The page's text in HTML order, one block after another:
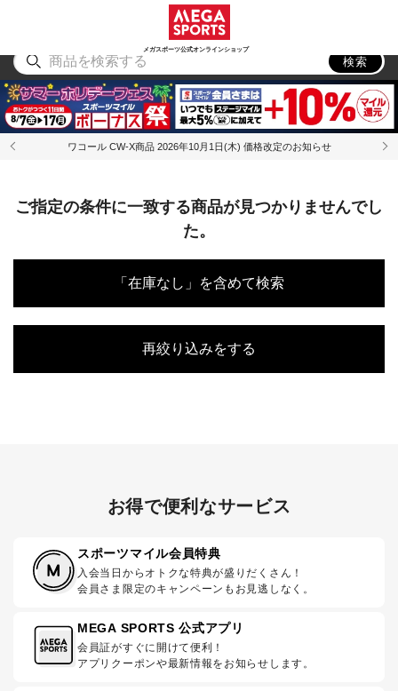
メガスポーツ公式オンラインショップ
アウトドア
検索
ワコール CW-X商品 2026年10月1日(木) 価格改定のお知らせ
ご指定の条件に一致する商品が見つかりませんでし
た。
「在庫なし」を含めて検索
再絞り込みをする
お得で便利なサービス
スポーツマイル会員特典
入会当日からオトクな特典が盛りだくさん！
会員さま限定のキャンペーンもお見逃しなく。
MEGA SPORTS 公式アプリ
会員証がすぐに開けて便利！
アプリクーポンや最新情報をお知らせします。